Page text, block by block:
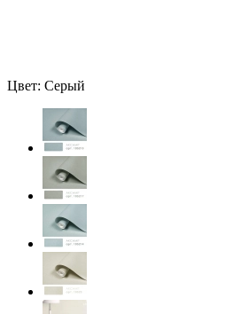
Цвет: Серый